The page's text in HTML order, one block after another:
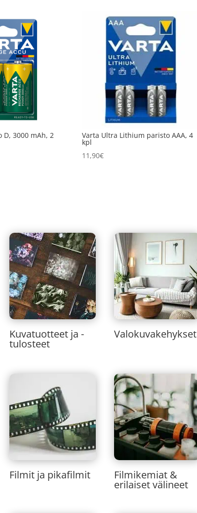
D, 3000 mAh, 2 Varta Ultra Lithium paristo AAA, 4
kpl
11,90€
Kuvatuotteet ja -
tulosteet
Valokuvakehykset
Filmit ja pikafilmit Filmikemiat &
erilaiset välineet